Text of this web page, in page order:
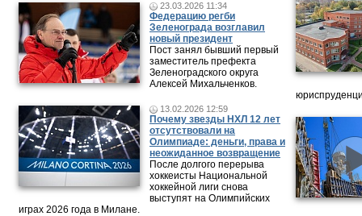
23.03.2026 11:34
Федерацию регби
Зеленограда возглавил
новый президент
Пост занял бывший первый
заместитель префекта
Зеленоградского округа
Алексей Михальченков.
13.02.2026 12:59
Почему звезды НХЛ 12 лет
отсутствовали на
Олимпиаде: деньги, права и
неожиданное возвращение
После долгого перерыва
хоккеисты Национальной
хоккейной лиги снова
выступят на Олимпийских
играх 2026 года в Милане.